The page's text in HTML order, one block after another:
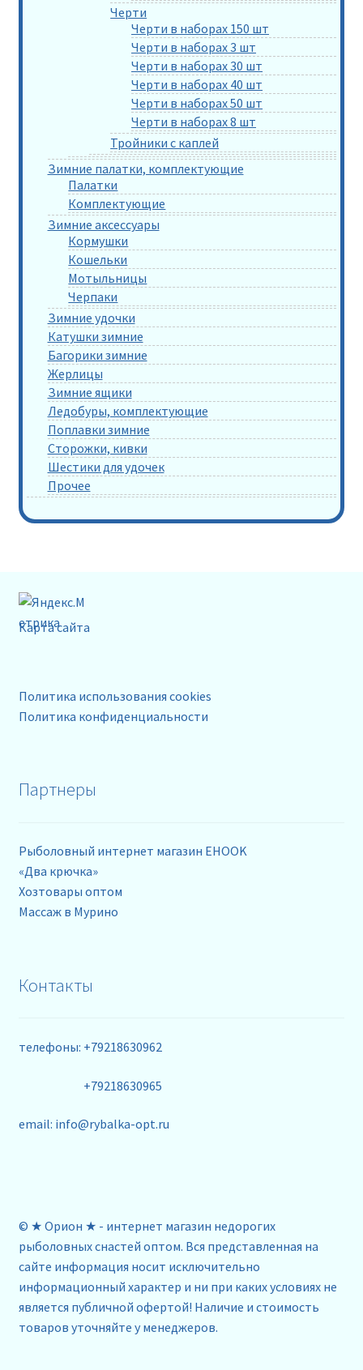
Черти
Черти в наборах 150 шт
Черти в наборах 3 шт
Черти в наборах 30 шт
Черти в наборах 40 шт
Черти в наборах 50 шт
Черти в наборах 8 шт
Тройники с каплей
Зимние палатки, комплектующие
Палатки
Комплектующие
Зимние аксессуары
Кормушки
Кошельки
Мотыльницы
Черпаки
Зимние удочки
Катушки зимние
Багорики зимние
Жерлицы
Зимние ящики
Ледобуры, комплектующие
Поплавки зимние
Сторожки, кивки
Шестики для удочек
Прочее
Карта сайта
Политика использования cookies
Политика конфиденциальности
Партнеры
Рыболовный интернет магазин EHOOK
«Два крючка»
Хозтовары оптом
Массаж в Мурино
Контакты
телефоны: +79218630962
+79218630965
email: info@rybalka-opt.ru
© ★ Орион ★ - интернет магазин недорогих
рыболовных снастей оптом. Вся представленная на
сайте информация носит исключительно
информационный характер и ни при каких условиях не
является публичной офертой! Наличие и стоимость
товаров уточняйте у менеджеров.